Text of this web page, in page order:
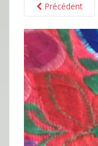
Précédent